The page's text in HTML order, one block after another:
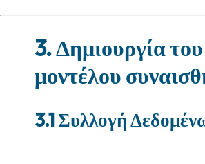
3. Δημιουργία του
μοντέλου
3.1 Συλλογή